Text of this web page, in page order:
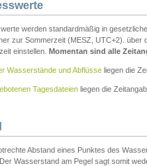
werden standardmäßig in
zur Sommerzeit (MESZ, UTC+2). über
einstellen. Momentan sind alle
Wasserstände und Abflüsse liegen die
Tagesdateien liegen die
Abstand eines Punktes des
Wasserstand am Pegel sagt somit